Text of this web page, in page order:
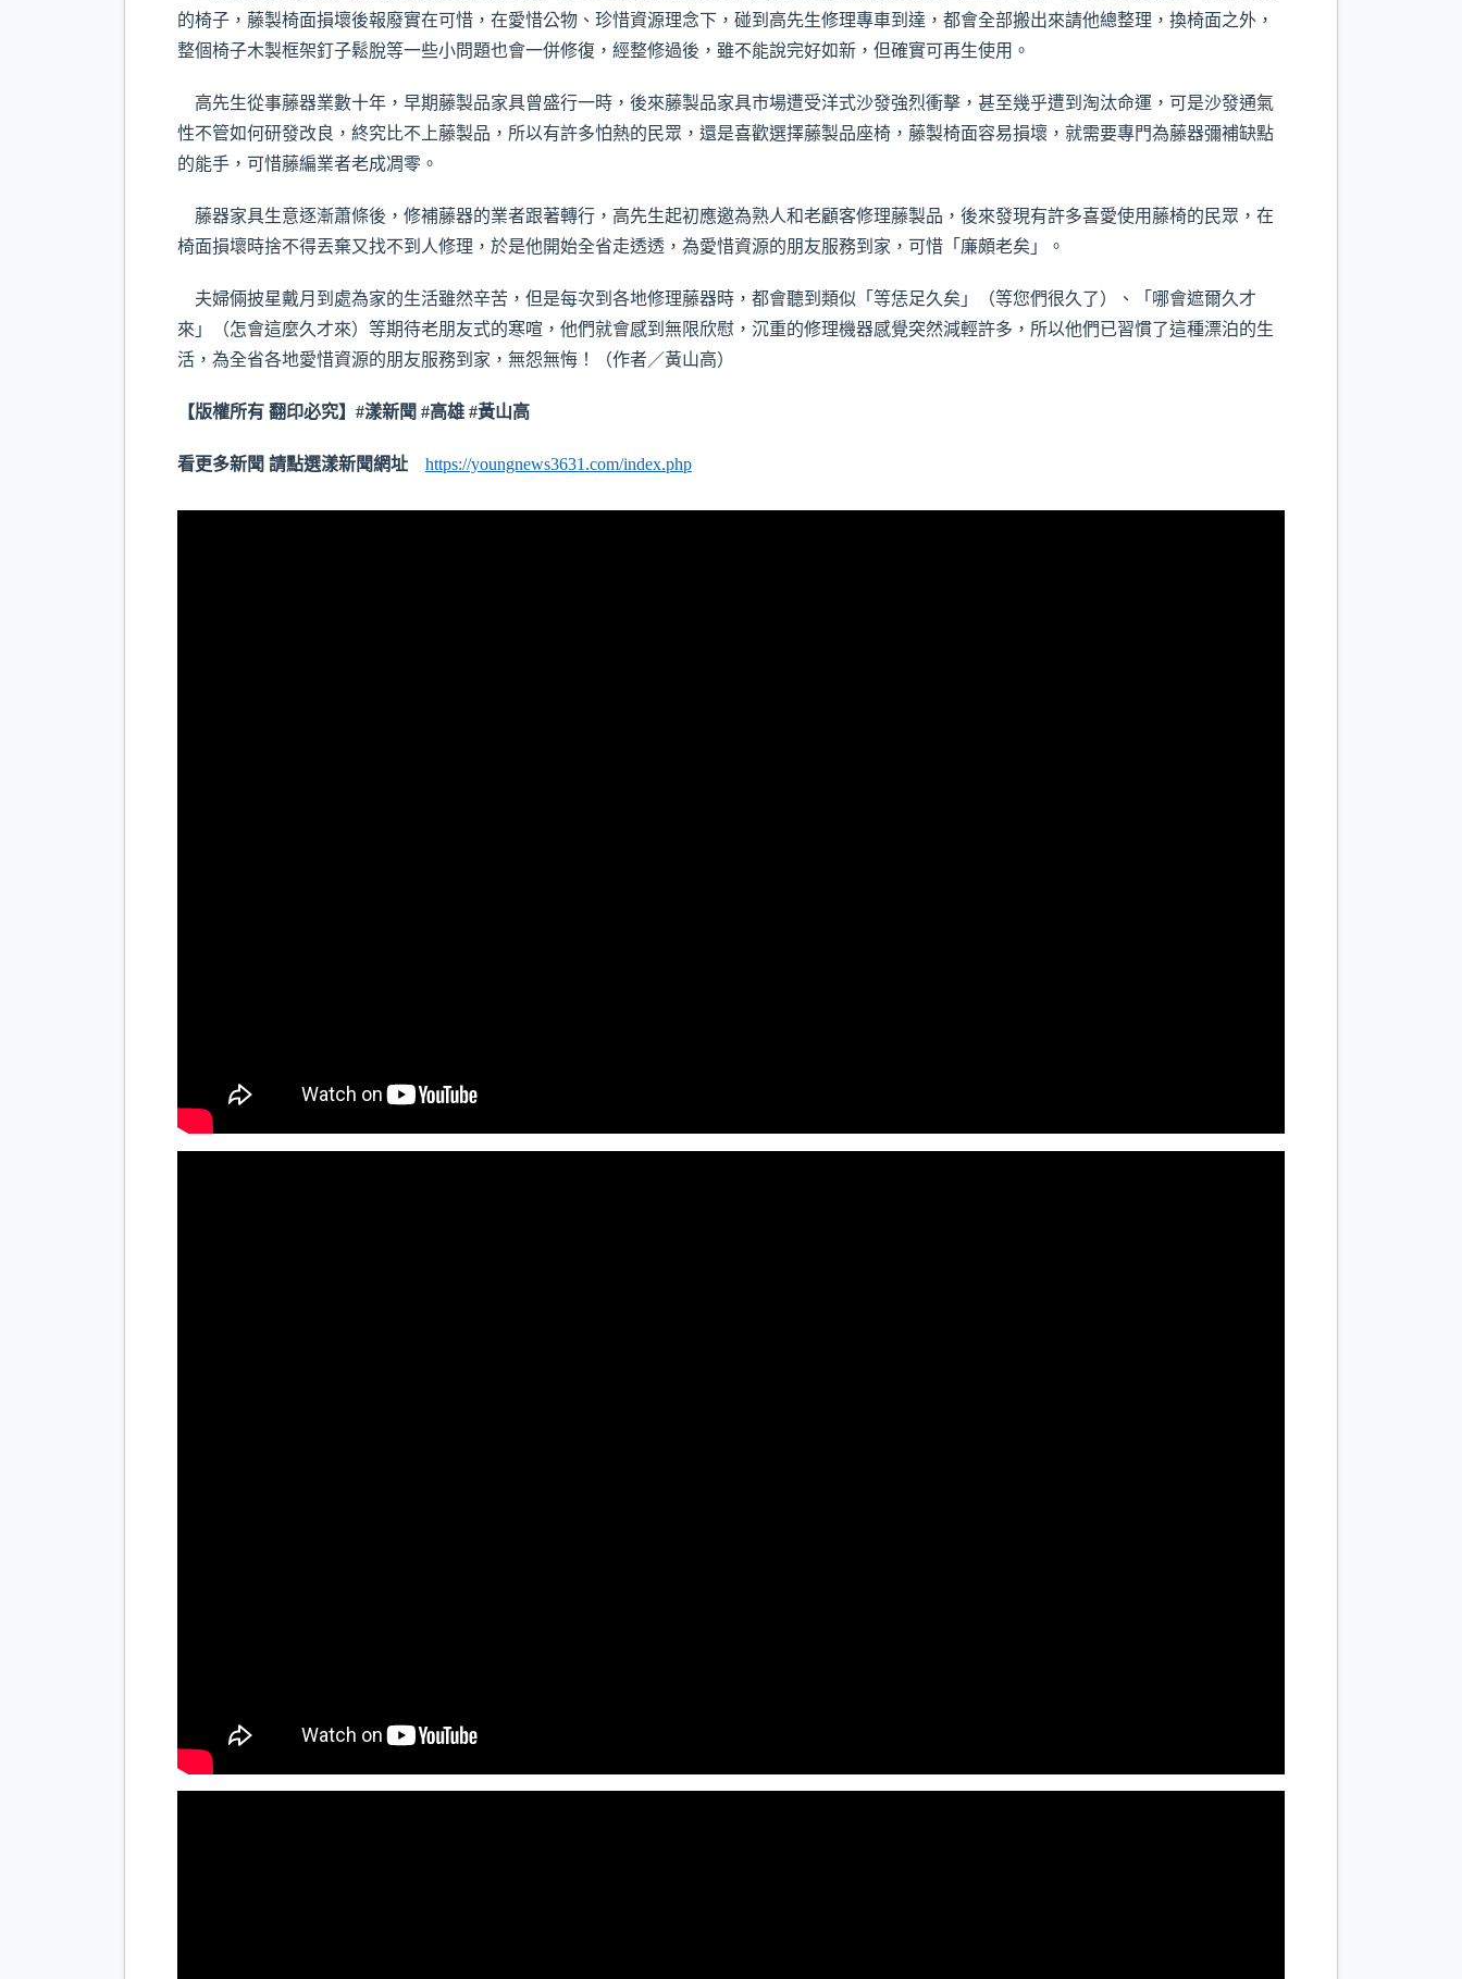
的椅子，藤製椅面損壞後報廢實在可惜，在愛惜公物、珍惜資源理念下，碰到高先生修理專車到達，都會全部搬出來請他總整理，換椅面之外，
整個椅子木製框架釘子鬆脫等一些小問題也會一併修復，經整修過後，雖不能說完好如新，但確實可再生使用。
高先生從事藤器業數十年，早期藤製品家具曾盛行一時，後來藤製品家具市場遭受洋式沙發強烈衝擊，甚至幾乎遭到淘汰命運，可是沙發通氣
性不管如何研發改良，終究比不上藤製品，所以有許多怕熱的民眾，還是喜歡選擇藤製品座椅，藤製椅面容易損壞，就需要專門為藤器彌補缺點
的能手，可惜藤編業者老成凋零。
藤器家具生意逐漸蕭條後，修補藤器的業者跟著轉行，高先生起初應邀為熟人和老顧客修理藤製品，後來發現有許多喜愛使用藤椅的民眾，在
椅面損壞時捨不得丟棄又找不到人修理，於是他開始全省走透透，為愛惜資源的朋友服務到家，可惜「廉頗老矣」。
夫婦倆披星戴月到處為家的生活雖然辛苦，但是每次到各地修理藤器時，都會聽到類似「等恁足久矣」（等您們很久了）、「哪會遮爾久才
來」（怎會這麼久才來）等期待老朋友式的寒喧，他們就會感到無限欣慰，沉重的修理機器感覺突然減輕許多，所以他們已習慣了這種漂泊的生
活，為全省各地愛惜資源的朋友服務到家，無怨無悔！（作者／黃山高）
【版權所有 翻印必究】#漾新聞 #高雄 #黃山高
看更多新聞 請點選漾新聞網址 https://youngnews3631.com/index.php